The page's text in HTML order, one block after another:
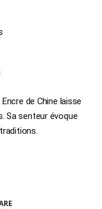
de Chine laisse
Sa senteur évoque